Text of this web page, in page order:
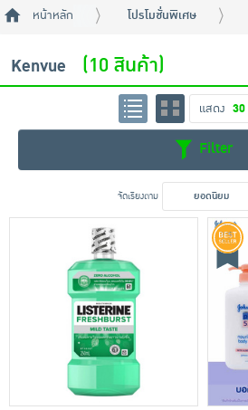
เครื่องปรุงรสและของแห้ง
ขนมขบเคี้ยว และช็อคโกแลต
อาหารสด ผัก ผลไม้และเบเกอรี่
หน้าหลัก โปรโมชั่นพิเศษ
Kenvue (10 สินค้า)
แสดง 30
Filter
จัดเรียงตาม ยอดนิยม